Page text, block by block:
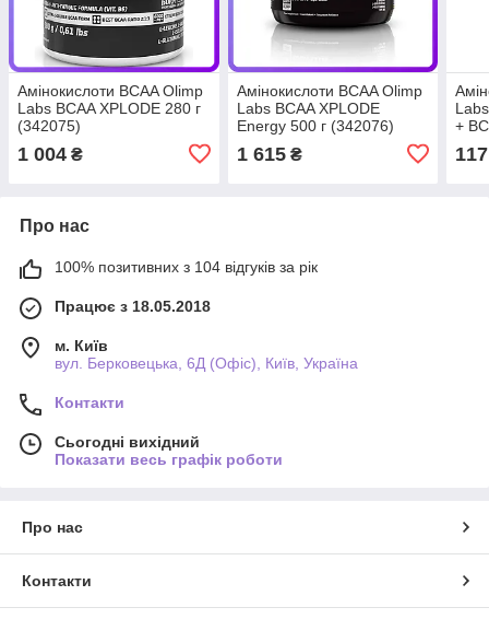
Амінокислоти BCAA Olimp
Labs BCAA XPLODE 280 г
(342075)
1 004 ₴
Амінокислоти BCAA Olimp
Labs BCAA XPLODE
Energy 500 г (342076)
1 615₴
+
117
Про нас
100% позитивних з 104 відгуків за рік
Працює з 18.05.2018
м. Київ
вул. Берковецька, 6Д (Офіс), Київ, Україна
Контакти
Сьогодні вихідний
Показати весь графік роботи
Про нас
Контакти